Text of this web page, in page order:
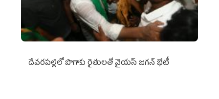
దేవరపల్లిలో పొగాకు రైతులతో వైయస్ జగన్ భేటీ